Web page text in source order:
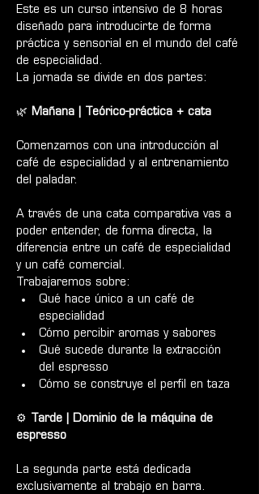
Este es un curso intensivo de 8 horas
diseñado para introducirte de forma
práctica y sensorial en el mundo del café
de especialidad.
La jornada se divide en dos partes:
🌿 Mañana | Teórico-práctica + cata
Comenzamos con una introducción al
café de especialidad y al entrenamiento
del paladar.
A través de una cata comparativa vas a
poder entender, de forma directa, la
diferencia entre un café de especialidad
y un café comercial.
Trabajaremos sobre:
Qué hace único a un café de
especialidad
Cómo percibir aromas y sabores
Qué sucede durante la extracción
del espresso
Cómo se construye el perfil en taza
⚙️
Tarde | Dominio de la máquina de
espresso
La segunda parte está dedicada
exclusivamente al trabajo en barra.